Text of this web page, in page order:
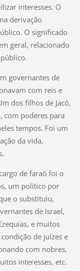
interesses. O
derivação
O significado
geral, relacionado
governantes de
com reis e
dos filhos de Jacó,
com poderes para
tempos. Foi um
da vida,
de faraó foi o
um político por
o substituiu,
de Israel,
e muitos
de juízes e
com nobres,
interesses, etc.